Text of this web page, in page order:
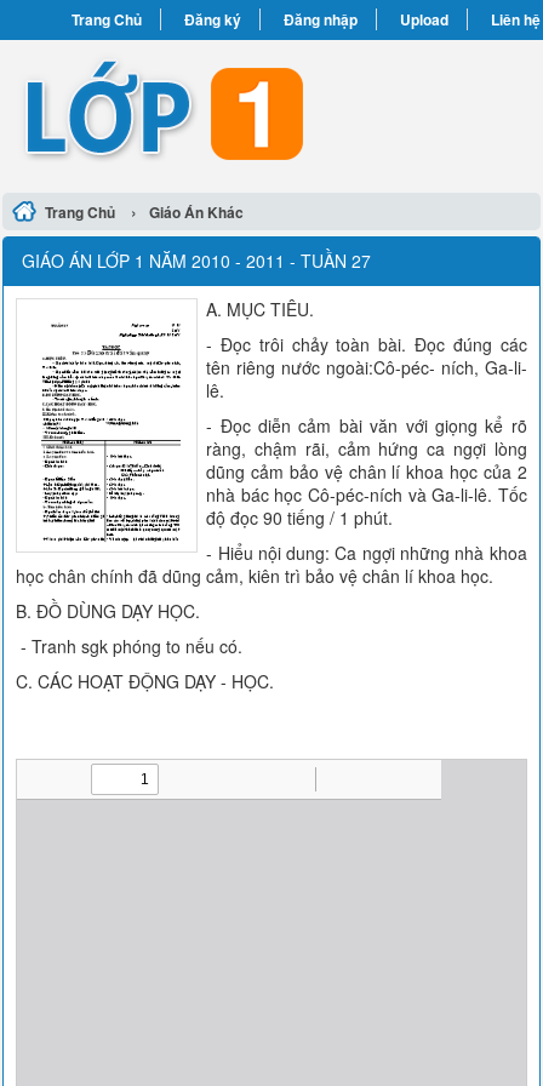
Trang Chủ Đăng ký Đăng nhập Upload Liên hệ
Trang Chủ › Giáo Án Khác
GIÁO ÁN LỚP 1 NĂM 2010 - 2011 - TUẦN 27
A. MỤC TIÊU.
- Đọc trôi chảy toàn bài. Đọc đúng các
tên riêng nước ngoài:Cô-péc- ních, Ga-li-
lê.
- Đọc diễn cảm bài văn với giọng kể rõ
ràng, chậm rãi, cảm hứng ca ngợi lòng
dũng cảm bảo vệ chân lí khoa học của 2
nhà bác học Cô-péc-ních và Ga-li-lê. Tốc
độ đọc 90 tiếng / 1 phút.
- Hiểu nội dung: Ca ngợi những nhà khoa
học chân chính đã dũng cảm, kiên trì bảo vệ chân lí khoa học.
B. ĐỒ DÙNG DẠY HỌC.
- Tranh sgk phóng to nếu có.
C. CÁC HOẠT ĐỘNG DẠY - HỌC.